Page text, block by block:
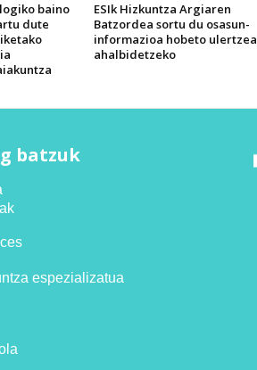
baino
dute
ESIk Hizkuntza Argiaren
Batzordea sortu du osasun-
informazioa hobeto ulertzea
ahalbidetzeko
batzuk
espezializatua